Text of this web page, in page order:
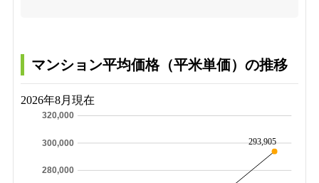
マンション平均価格（平米単価）の推移
2026年8月現在
280,000
300,000
320,000
293,905